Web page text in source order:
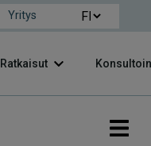
Yritys
Ratkaisut